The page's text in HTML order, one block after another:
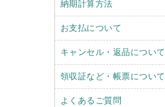
納期計算方法
お支払について
キャンセル・返品について
領収証など・帳票について
よくあるご質問